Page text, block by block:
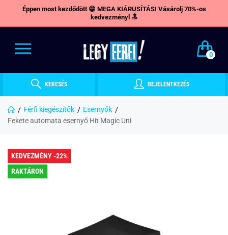
Éppen most kezdődött 😁 MEGA KIÁRUSÍTÁS! Vásárolj 70%-os
kedvezményl 🔝
0
KERESÉS BEJELENTKEZÉS
Férfi kiegészítők
Esernyők
Fekete automata esernyő Hit Magic Uni
KEDVEZMÉNY -22%
RAKTÁRON